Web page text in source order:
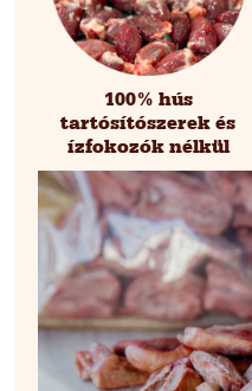
100% hús
tartósítószerek és
ízfokozók nélkül